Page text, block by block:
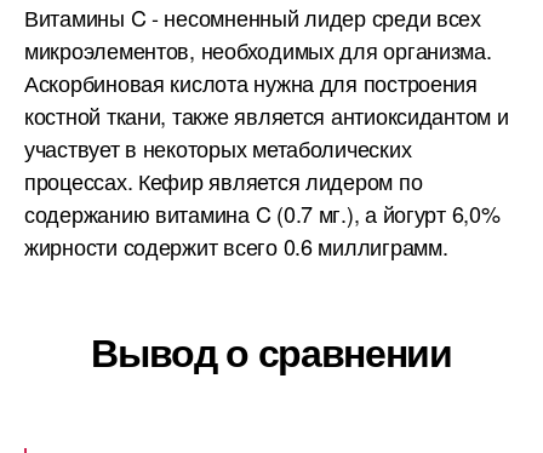
Витамины C - несомненный лидер среди всех
микроэлементов, необходимых для организма.
Аскорбиновая кислота нужна для построения
костной ткани, также является антиоксидантом и
участвует в некоторых метаболических
процессах. Кефир является лидером по
содержанию витамина C (0.7 мг.), а йогурт 6,0%
жирности содержит всего 0.6 миллиграмм.
Вывод о сравнении